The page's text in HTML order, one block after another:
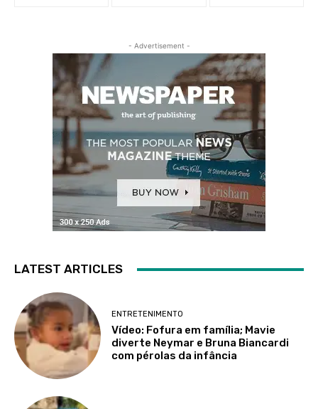
- Advertisement -
LATEST ARTICLES
ENTRETENIMENTO
Vídeo: Fofura em família; Mavie
diverte Neymar e Bruna Biancardi
com pérolas da infância